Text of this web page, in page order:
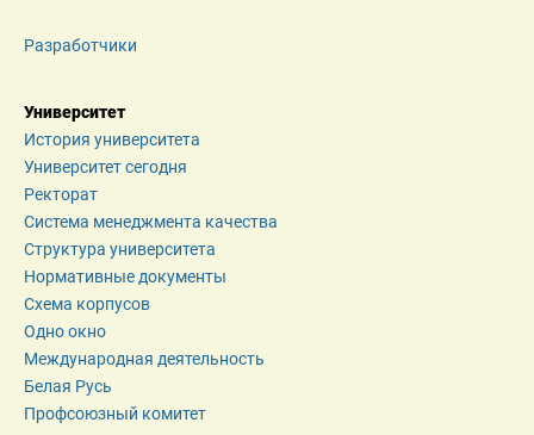
Разработчики
Университет
История университета
Университет сегодня
Ректорат
Система менеджмента качества
Структура университета
Нормативные документы
Схема корпусов
Одно окно
Международная деятельность
Белая Русь
Профсоюзный комитет